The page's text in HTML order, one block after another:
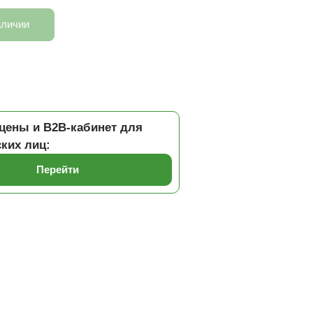
и B2B-кабинет для
лиц:
Перейти